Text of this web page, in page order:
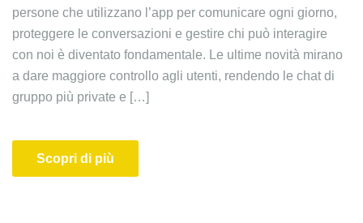
persone che utilizzano l’app per comunicare ogni giorno,
proteggere le conversazioni e gestire chi può interagire
con noi è diventato fondamentale. Le ultime novità mirano
a dare maggiore controllo agli utenti, rendendo le chat di
gruppo più private e […]
Scopri di più